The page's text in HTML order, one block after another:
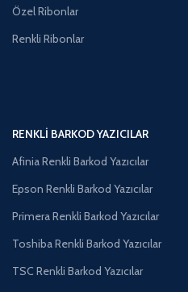
Özel Ribonlar
Renkli Ribonlar
RENKLI BARKOD YAZICILAR
Afinia Renkli Barkod Yazıcılar
Epson Renkli Barkod Yazıcılar
Primera Renkli Barkod Yazıcılar
Toshiba Renkli Barkod Yazıcılar
TSC Renkli Barkod Yazıcılar